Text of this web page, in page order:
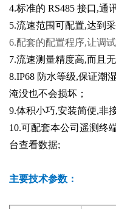
4.标准的 RS485 接口,通
5.流速范围可配置,达到
6.配套的配置程序,让调
7.流速测量精度高,而且
8.IP68 防水等级,保证潮
淹没也不会损坏；
9.体积小巧,安装简便,非
10.可配套本公司遥测终
台查看数据;
主要技术参数：